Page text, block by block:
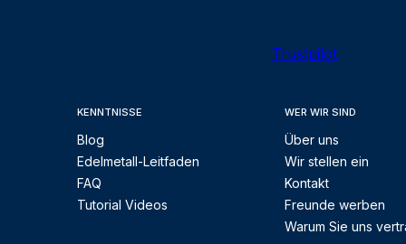
Trustpilot
KENNTNISSE
Blog
Edelmetall-Leitfaden
FAQ
Tutorial Videos
WER WIR SIND
Über uns
Wir stellen ein
Kontakt
Freunde werben
Warum Sie uns